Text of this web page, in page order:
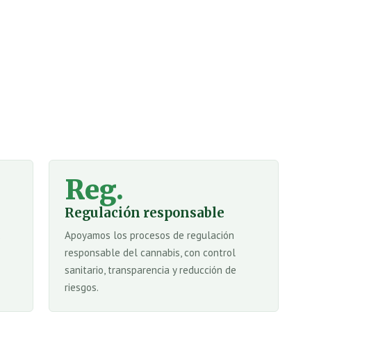
Reg.
Regulación responsable
Apoyamos los procesos de regulación
responsable del cannabis, con control
sanitario, transparencia y reducción de
riesgos.